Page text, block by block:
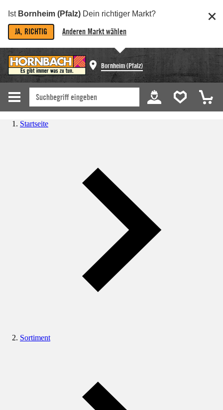
Ist Bornheim (Pfalz) Dein richtiger Markt?
JA, RICHTIG Anderen Markt wählen
Bornheim (Pfalz)
Startseite
Sortiment